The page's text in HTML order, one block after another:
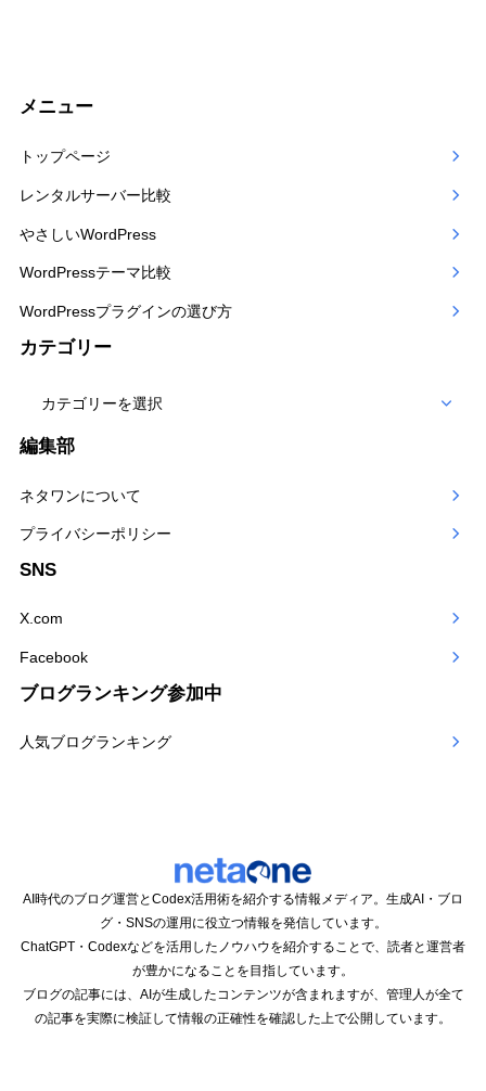
メニュー
トップページ
レンタルサーバー比較
やさしいWordPress
WordPressテーマ比較
WordPressプラグインの選び方
カテゴリー
テ
リー
編集部
ネタワンについて
プライバシーポリシー
SNS
X.com
Facebook
ブログランキング参加中
人気ブログランキング
AI時代のブログ運営とCodex活用術を紹介する情報メディア。生成AI・ブロ
グ・SNSの運用に役立つ情報を発信しています。
ChatGPT・Codexなどを活用したノウハウを紹介することで、読者と運営者
が豊かになることを目指しています。
ブログの記事には、AIが生成したコンテンツが含まれますが、管理人が全て
の記事を実際に検証して情報の正確性を確認した上で公開しています。